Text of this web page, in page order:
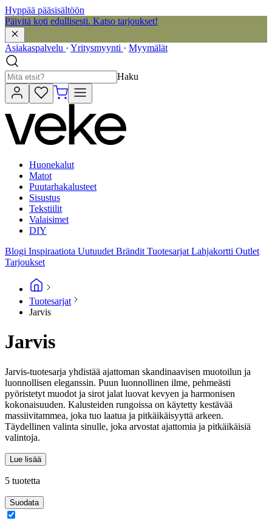
Hyppää pääsisältöön
Päivitä koti edullisesti. Katso tarjoukset!
Asiakaspalvelu · Yritysmyynti · Myymälät
Haku
Huonekalut
Matot
Puutarhakalusteet
Sisustus
Tekstiilit
Valaisimet
DIY
Blogi Inspiraatiota Uutuudet Brändit Tuotesarjat Lahjakortti Outlet
Tarjoukset
Tuotesarjat
Jarvis
Jarvis
Jarvis-tuotesarja yhdistää ajattoman skandinaavisen muotoilun ja
luonnollisen eleganssin. Puun luonnollinen ilme, pehmeästi
pyöristetyt muodot ja sirot jalat luovat kevyen ja harmonisen
kokonaisuuden. Kalusteiden rungoissa on käytetty kestävää
massiivitammea, joka tuo laatua ja pitkäikäisyyttä arkeen.
Täydellinen valinta sinulle, joka arvostat ajattomia ja pitkäikäisiä
valintoja.
Lue lisää
5 tuotetta
Suodata